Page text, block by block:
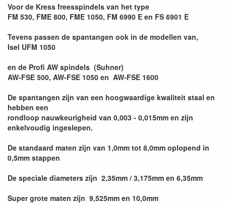
Voor de Kress freesspindels van het type
FM 530, FME 800, FME 1050, FM 6990 E en FS 6901 E
Tevens passen de spantangen ook in de modellen van,
Isel UFM 1050
en de Profi AW spindels (Suhner)
AW-FSE 500, AW-FSE 1050 en AW-FSE 1600
De spantangen zijn van een hoogwaardige kwaliteit staal en
hebben een
rondloop nauwkeurigheid van 0,003 - 0,015mm en zijn
enkelvoudig ingeslepen.
De standaard maten zijn van 1,0mm tot 8,0mm oplopend in
0,5mm stappen
De speciale diameters zijn 2,35mm / 3,175mm en 6,35mm
Super grote maten zijn 9,525mm en 10,0mm